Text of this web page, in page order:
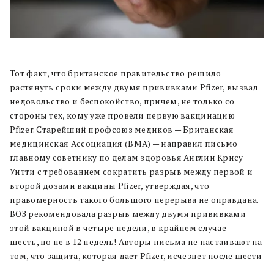
Тот факт, что британское правительство решило
растянуть сроки между двумя прививками Pfizer, вызвал
недовольство и беспокойство, причем, не только со
стороны тех, кому уже провели первую вакцинацию
Pfizer. Старейший профсоюз медиков — Британская
медицинская Ассоциация (BMA) — направил письмо
главному советнику по делам здоровья Англии Крису
Уитти с требованием сократить разрыв между первой и
второй дозами вакцины Pfizer, утверждая, что
правомерность такого большого перерыва не оправдана.
ВОЗ рекомендовала разрыв между двумя прививками
этой вакциной в четыре недели, в крайнем случае —
шесть, но не в 12 недель! Авторы письма не настаивают на
том, что защита, которая дает Pfizer, исчезнет после шести